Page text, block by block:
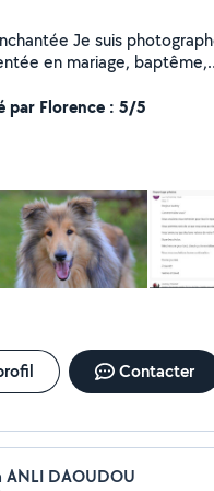
photographe
en mariage, baptême,
colley ), chats, poissons,
faire leur
par Florence : 5/5
Contacter
ANLI DAOUDOU